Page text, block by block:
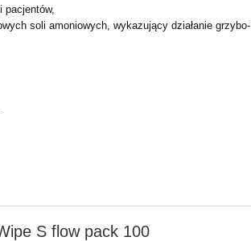
pacjentów,
soli amoniowych, wykazujący działanie
S flow pack 100